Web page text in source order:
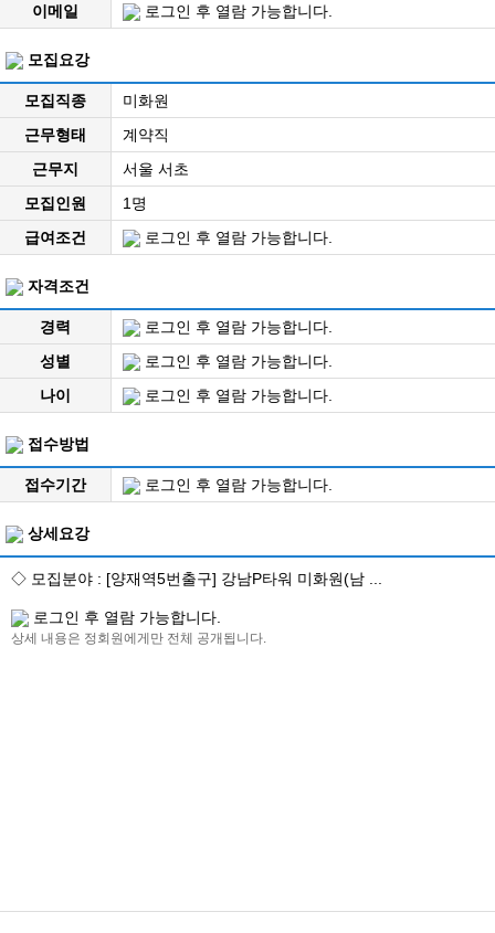
이메일
로그인 후 열람 가능합니다.
모집요강
모집직종
미화원
근무형태
계약직
근무지
서울 서초
모집인원
1명
급여조건
로그인 후 열람 가능합니다.
자격조건
경력
로그인 후 열람 가능합니다.
성별
로그인 후 열람 가능합니다.
나이
로그인 후 열람 가능합니다.
접수방법
접수기간 로그인 후 열람 가능합니다.
상세요강
◇ 모집분야 : [양재역5번출구] 강남P타워 미화원(남 ...
로그인 후 열람 가능합니다.
상세 내용은 정회원에게만 전체 공개됩니다.